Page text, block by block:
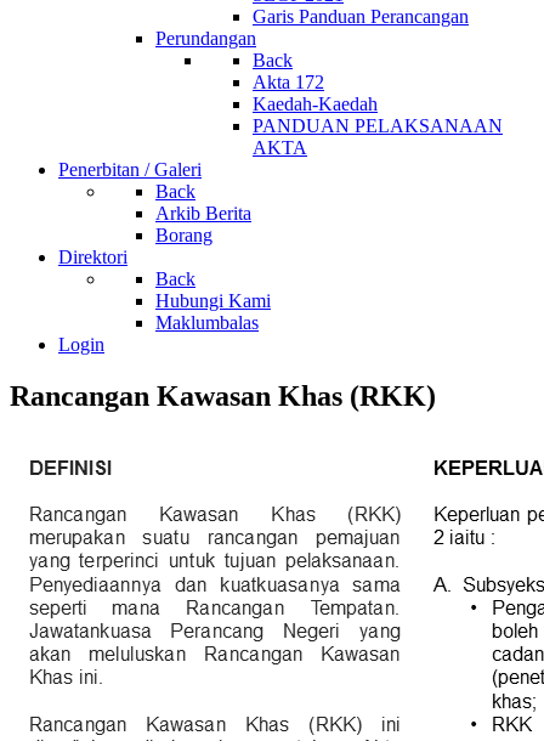
Garis Panduan Perancangan
Perundangan
Back
Akta 172
Kaedah-Kaedah
PANDUAN PELAKSANAAN
AKTA
Penerbitan / Galeri
Back
Arkib Berita
Borang
Direktori
Back
Hubungi Kami
Maklumbalas
Login
Rancangan Kawasan Khas (RKK)